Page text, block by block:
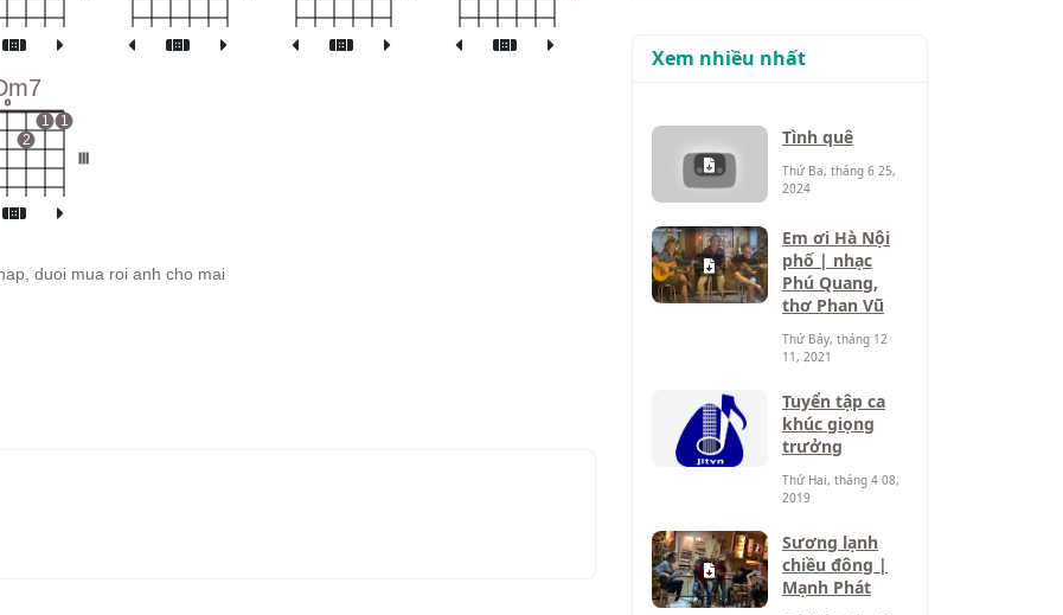
III
o
2
1 1
duoi mua roi anh cho mai
Xem nhiều nhất
Tình quê
Thứ Ba, tháng 6 25,
2024
Em ơi Hà Nội
phố | nhạc
Phú Quang,
thơ Phan Vũ
Thứ Bảy, tháng 12
11, 2021
Tuyển tập ca
khúc giọng
trưởng
Thứ Hai, tháng 4 08,
2019
Sương lạnh
chiều đông |
Mạnh Phát